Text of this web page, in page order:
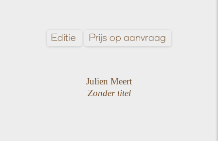
Editie Prijs op aanvraag
Julien Meert
Zonder titel